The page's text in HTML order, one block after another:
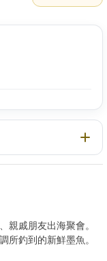
戚朋友出海聚會。
釣到的新鮮墨魚。